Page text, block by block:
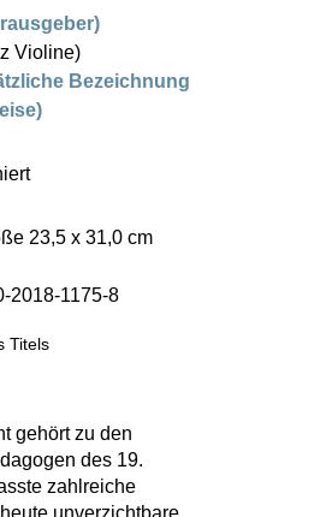
Violine)
Bezeichnung
23,5 x 31,0 cm
2018-1175-8
Titels
gehört zu den
des 19.
zahlreiche
unverzichtbare